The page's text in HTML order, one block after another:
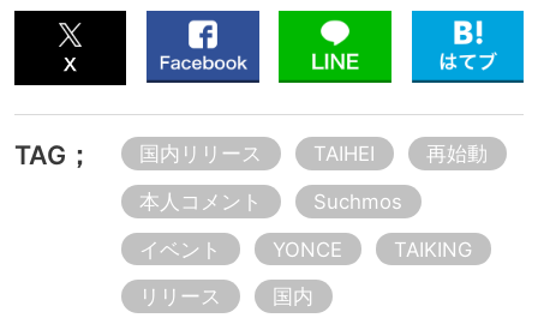
TAG； 国内リリース TAIHEI
再始動
本人コメント
Suchmos
イベント
YONCE
TAIKING
リリース
国内